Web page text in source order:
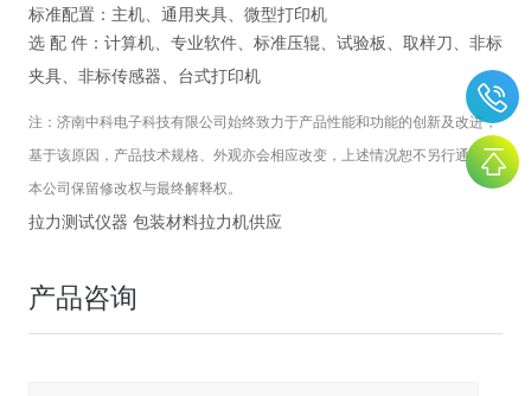
标准配置：主机、通用夹具、微型打印机
选 配 件：计算机、专业软件、标准压辊、试验板、取样刀、非标
夹具、非标传感器、台式打印机
注： 济南中科电子科技有限公司 始终致力于产品性能和功能的创新及改进，
基于该原因，产品技术规格、外观亦会相应改变，上述情况恕不另行通知。
本公司保留修改权与最终解释权。
拉力测试仪器 包装材料拉力机供应
产品咨询